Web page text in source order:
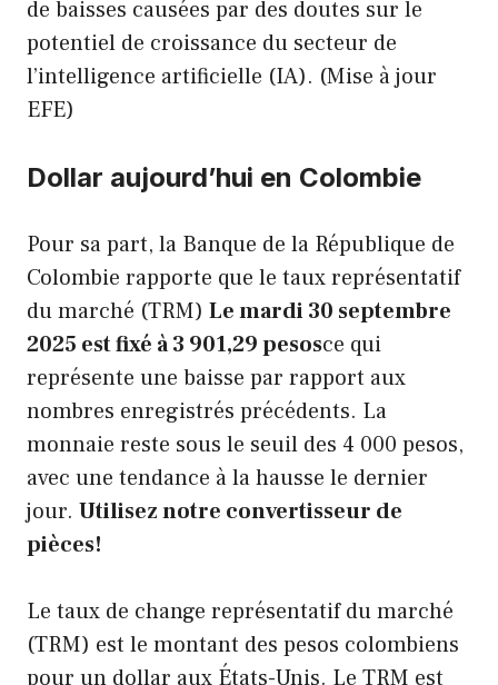
de baisses causées par des doutes sur le
potentiel de croissance du secteur de
l’intelligence artificielle (IA). (Mise à jour
EFE)
Dollar aujourd’hui en Colombie
Pour sa part, la Banque de la République de
Colombie rapporte que le taux représentatif
du marché (TRM) Le mardi 30 septembre
2025 est fixé à 3 901,29 pesosce qui
représente une baisse par rapport aux
nombres enregistrés précédents. La
monnaie reste sous le seuil des 4 000 pesos,
avec une tendance à la hausse le dernier
jour. Utilisez notre convertisseur de
pièces!
Le taux de change représentatif du marché
(TRM) est le montant des pesos colombiens
pour un dollar aux États-Unis. Le TRM est